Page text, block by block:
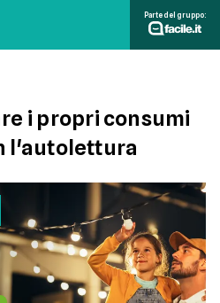
Parte del gruppo:
i propri consumi
l'autolettura